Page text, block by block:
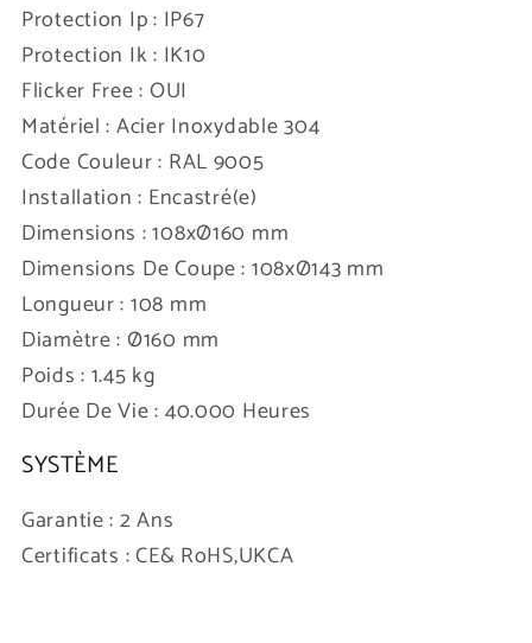
Protection Ip : IP67
Protection Ik : IK10
Flicker Free : OUI
Matériel : Acier Inoxydable 304
Code Couleur : RAL 9005
Installation : Encastré(e)
Dimensions : 108xØ160 mm
Dimensions De Coupe : 108xØ143 mm
Longueur : 108 mm
Diamètre : Ø160 mm
Poids : 1.45 kg
Durée De Vie : 40.000 Heures
SYSTÈME
Garantie : 2 Ans
Certificats : CE& RoHS,UKCA